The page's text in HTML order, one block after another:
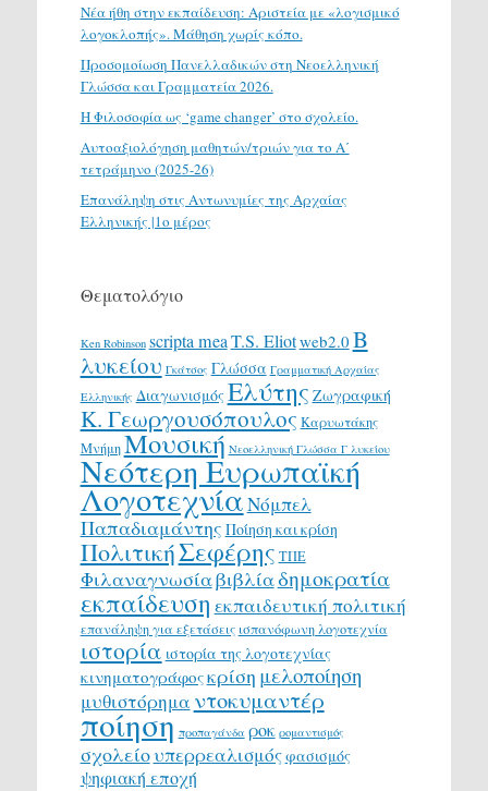
Νέα ήθη στην εκπαίδευση: Αριστεία με «λογισμικό
λογοκλοπής». Μάθηση χωρίς κόπο.
Προσομοίωση Πανελλαδικών στη Νεοελληνική
Γλώσσα και Γραμματεία 2026.
H Φιλοσοφία ως ‘game changer’ στο σχολείο.
Αυτοαξιολόγηση μαθητών/τριών για το Α΄
τετράμηνο (2025-26)
Επανάληψη στις Αντωνυμίες της Αρχαίας
Ελληνικής |1ο μέρος
Θεματολόγιο
Ken Robinson scripta meaT.S. Eliotweb2.0 Β
λυκείου Γκάτσος Γλώσσα Γραμματική Αρχαίας
Ελληνικής ΔιαγωνισμόςΕλύτης Ζωγραφική
Κ. Γεωργουσόπουλος Καρυωτάκης
ΜνήμηΜουσική Νεοελληνική Γλώσσα Γ λυκείου
Νεότερη Ευρωπαϊκή
ΛογοτεχνίαΝόμπελ
Παπαδιαμάντης Ποίηση και κρίση
ΠολιτικήΣεφέρης ΤΠΕ
Φιλαναγνωσίαβιβλίαδημοκρατία
εκπαίδευση εκπαιδευτική πολιτική
επανάληψη για εξετάσεις ισπανόφωνη λογοτεχνία
ιστορία ιστορία της λογοτεχνίας
κινηματογράφοςκρίση μελοποίηση
μυθιστόρημα ντοκυμαντέρ
ποίηση προπαγάνδα ροκ ρομαντισμός
σχολείουπερρεαλισμόςφασισμός
ψηφιακή εποχή